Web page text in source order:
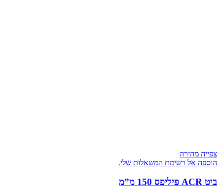
צפייה מהירה
הוספה אל רשימת המשאלות שלי.
ביט ACR פיליפס 150 מ”מ